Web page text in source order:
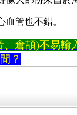
血管也不錯。
、倉頡)不易輸
？